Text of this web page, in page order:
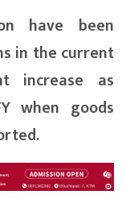
have been
in the current
increase as
when goods